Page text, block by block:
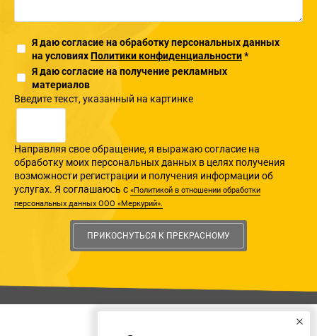
Я даю согласие на обработку персональных данных
на условиях Политики конфиденциальности*
Я даю согласие на получение рекламных
материалов
Введите текcт, указанный на картинке
Направляя свое обращение, я выражаю согласие на
обработку моих персональных данных в целях получения
возможности регистрации и получения информации об
услугах. Я соглашаюсь с «Политикой в отношении обработки
персональных данных ООО «Меркурий».
ПРИКОСНУТЬСЯ К ПРЕКРАСНОМУ